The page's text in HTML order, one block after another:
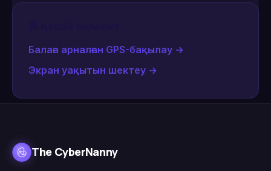
Балаға арналған GPS-бақылау →
Экран уақытын шектеу →
The CyberNanny